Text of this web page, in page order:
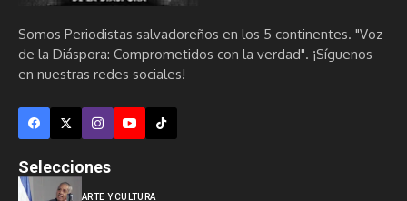
Somos Periodistas salvadoreños en los 5 continentes. "Voz
de la Diáspora: Comprometidos con la verdad". ¡Síguenos
en nuestras redes sociales!
Selecciones
ARTE Y CULTURA